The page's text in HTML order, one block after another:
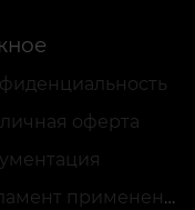
оферта
Регламент применения акций